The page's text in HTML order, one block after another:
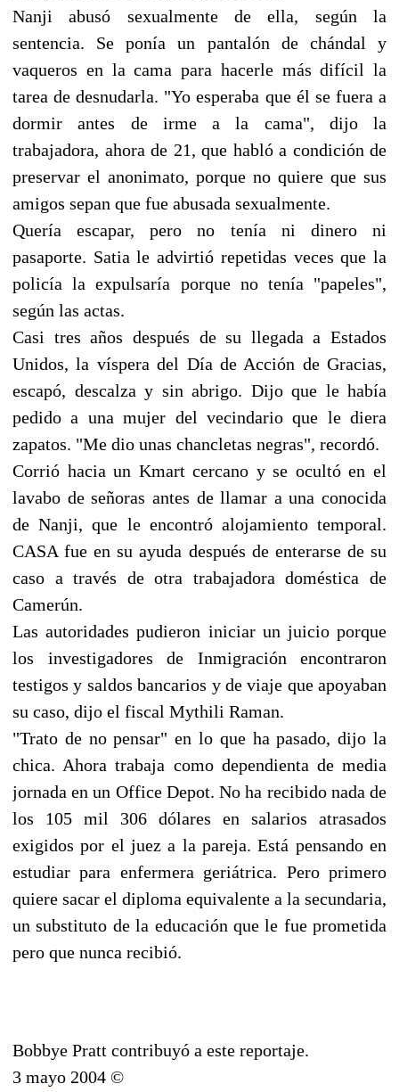
Nanji abusó sexualmente de ella, según la
sentencia. Se ponía un pantalón de chándal y
vaqueros en la cama para hacerle más difícil la
tarea de desnudarla. "Yo esperaba que él se fuera a
dormir antes de irme a la cama", dijo la
trabajadora, ahora de 21, que habló a condición de
preservar el anonimato, porque no quiere que sus
amigos sepan que fue abusada sexualmente.
Quería escapar, pero no tenía ni dinero ni
pasaporte. Satia le advirtió repetidas veces que la
policía la expulsaría porque no tenía "papeles",
según las actas.
Casi tres años después de su llegada a Estados
Unidos, la víspera del Día de Acción de Gracias,
escapó, descalza y sin abrigo. Dijo que le había
pedido a una mujer del vecindario que le diera
zapatos. "Me dio unas chancletas negras", recordó.
Corrió hacia un Kmart cercano y se ocultó en el
lavabo de señoras antes de llamar a una conocida
de Nanji, que le encontró alojamiento temporal.
CASA fue en su ayuda después de enterarse de su
caso a través de otra trabajadora doméstica de
Camerún.
Las autoridades pudieron iniciar un juicio porque
los investigadores de Inmigración encontraron
testigos y saldos bancarios y de viaje que apoyaban
su caso, dijo el fiscal Mythili Raman.
"Trato de no pensar" en lo que ha pasado, dijo la
chica. Ahora trabaja como dependienta de media
jornada en un Office Depot. No ha recibido nada de
los 105 mil 306 dólares en salarios atrasados
exigidos por el juez a la pareja. Está pensando en
estudiar para enfermera geriátrica. Pero primero
quiere sacar el diploma equivalente a la secundaria,
un substituto de la educación que le fue prometida
pero que nunca recibió.
Bobbye Pratt contribuyó a este reportaje.
3 mayo 2004 ©